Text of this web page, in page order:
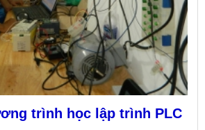
trình học lập trình PLC